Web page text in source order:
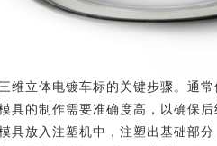
立体电镀车标的关键步骤。通常
具的制作需要准确度高，以确保后
放入注塑机中，注塑出基础部分